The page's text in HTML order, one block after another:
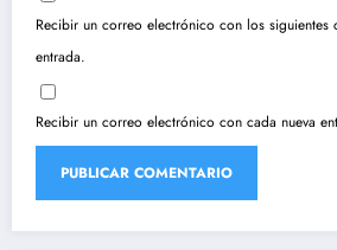
Recibir un correo electrónico con los siguientes
entrada.
Recibir un correo electrónico con cada nueva